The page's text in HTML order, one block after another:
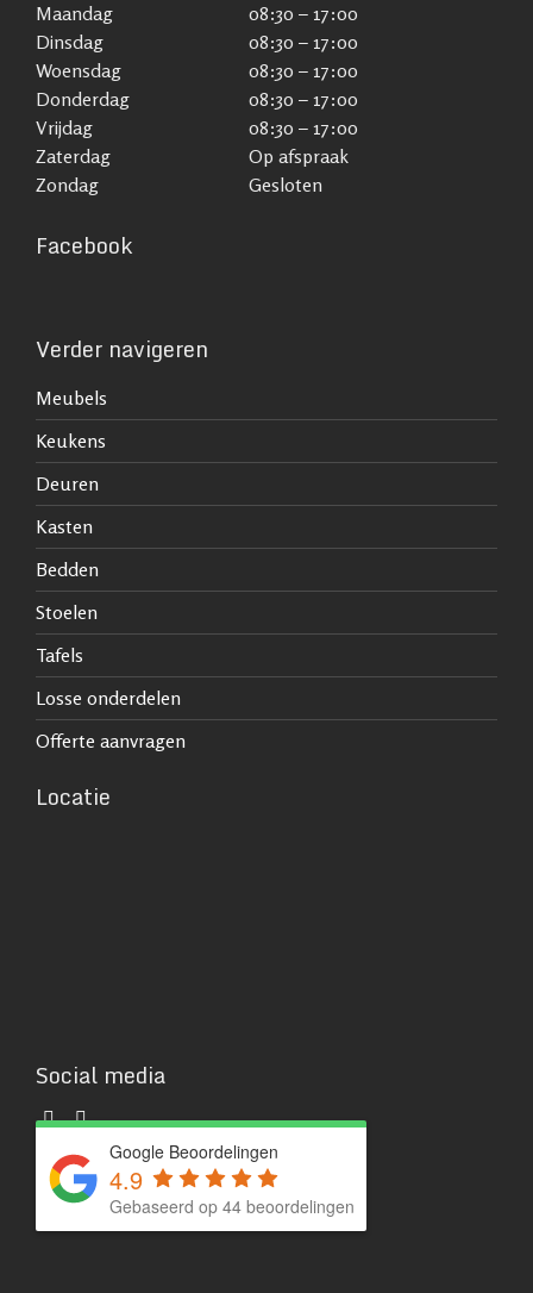
Maandag
08:30 – 17:00
Dinsdag
08:30 – 17:00
Woensdag
08:30 – 17:00
Donderdag
08:30 – 17:00
Vrijdag
08:30 – 17:00
Zaterdag
Op afspraak
Zondag
Gesloten
Facebook
Verder navigeren
Meubels
Keukens
Deuren
Kasten
Bedden
Stoelen
Tafels
Losse onderdelen
Offerte aanvragen
Locatie
Social media
Google Beoordelingen
4.9
Gebaseerd op 44 beoordelingen